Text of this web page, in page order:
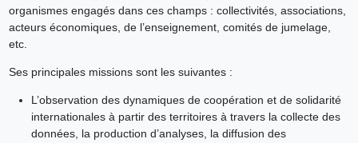
organismes engagés dans ces champs : collectivités, associations,
acteurs économiques, de l’enseignement, comités de jumelage,
etc.
Ses principales missions sont les suivantes :
L’observation des dynamiques de coopération et de solidarité
internationales à partir des territoires à travers la collecte des
données, la production d’analyses, la diffusion des